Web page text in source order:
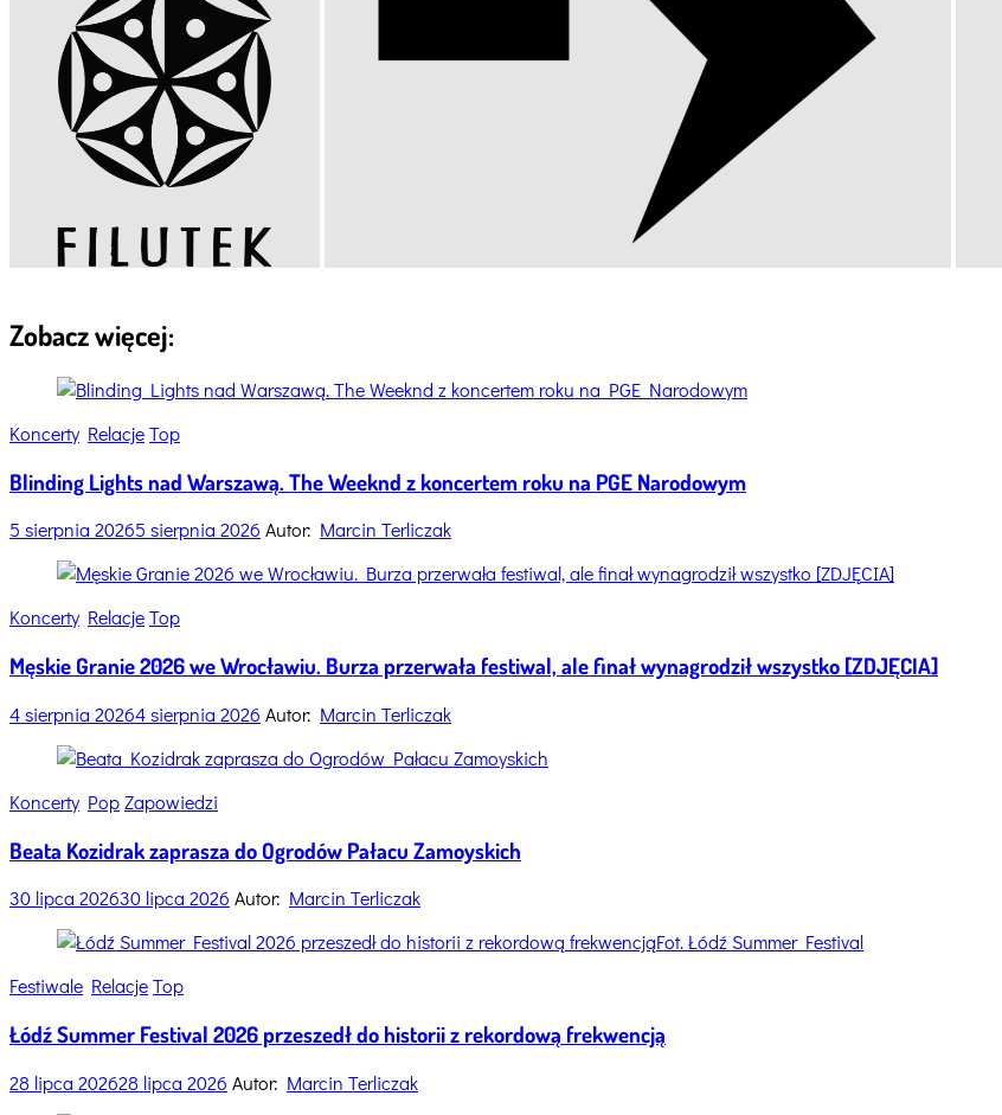
Zobacz więcej:
Categories
Koncerty RelacjeTop
Blinding Lights nad Warszawą. The Weeknd z koncertem roku na PGE Narodowym
5 sierpnia 20265 sierpnia 2026 Autor: Marcin Terliczak
Categories
Koncerty RelacjeTop
Męskie Granie 2026 we Wrocławiu. Burza przerwała festiwal, ale finał wynagrodził wszystko [ZDJĘCIA]
4 sierpnia 20264 sierpnia 2026 Autor: Marcin Terliczak
Categories
Koncerty PopZapowiedzi
Beata Kozidrak zaprasza do Ogrodów Pałacu Zamoyskich
30 lipca 202630 lipca 2026 Autor: Marcin Terliczak
Fot. Łódź Summer Festival
Categories
Festiwale RelacjeTop
Łódź Summer Festival 2026 przeszedł do historii z rekordową frekwencją
28 lipca 202628 lipca 2026 Autor: Marcin Terliczak